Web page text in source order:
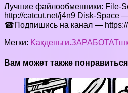
Лучшие файлообменники: File-
http://catcut.net/j4n9 Disk-Space
☎Подпишись на канал —
Метки: Kакденьги.ЗАРАБОТАТ
Вам может также